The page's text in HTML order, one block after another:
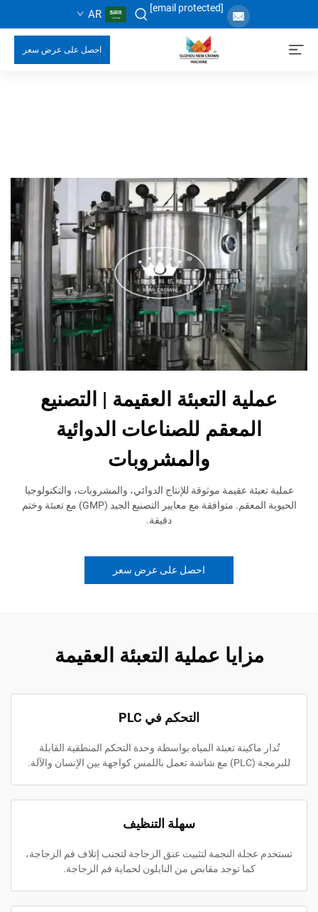
[email protected]
AR
احصل على عرض سعر
عملية التعبئة العقيمة | التصنيع
المعقم للصناعات الدوائية
والمشروبات
عملية تعبئة عقيمة موثوقة للإنتاج الدوائي، والمشروبات، والتكنولوجيا
الحيوية المعقم. متوافقة مع معايير التصنيع الجيد (GMP) مع تعبئة وختم
دقيقة.
احصل على عرض سعر
مزايا عملية التعبئة العقيمة
التحكم في PLC
تُدار ماكينة تعبئة المياه بواسطة وحدة التحكم المنطقية القابلة
للبرمجة (PLC) مع شاشة تعمل باللمس كواجهة بين الإنسان والآلة.
سهلة التنظيف
تستخدم عجلة النجمة لتثبيت عنق الزجاجة لتجنب إتلاف فم الزجاجة،
كما توجد مقابض من النايلون لحماية فم الزجاجة.